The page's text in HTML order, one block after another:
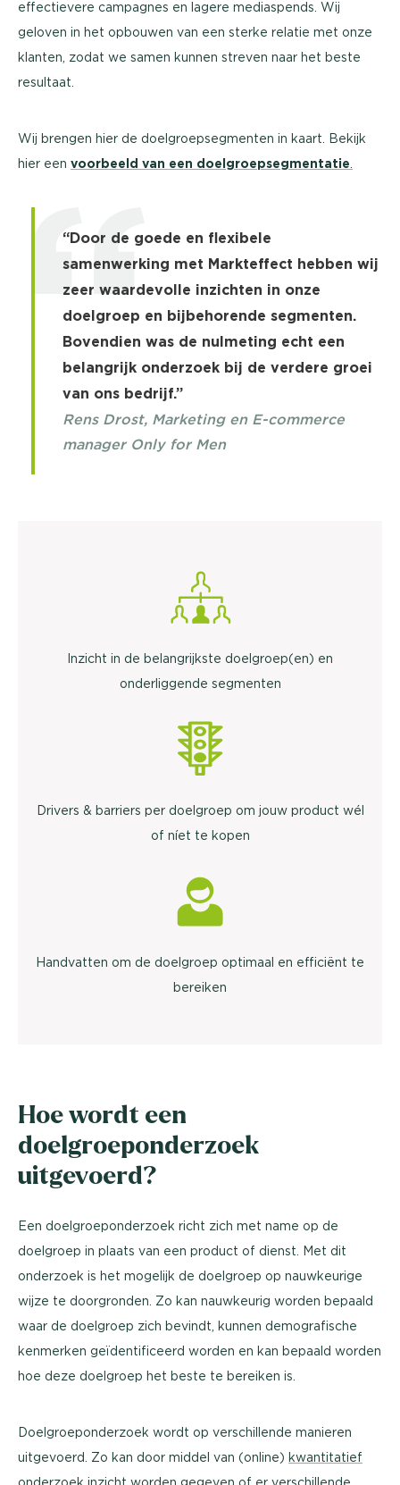
effectievere campagnes en lagere mediaspends. Wij
geloven in het opbouwen van een sterke relatie met onze
klanten, zodat we samen kunnen streven naar het beste
resultaat.
Wij brengen hier de doelgroepsegmenten in kaart. Bekijk
hier een voorbeeld van een doelgroepsegmentatie
“Door de goede en flexibele
samenwerking met Markteffect hebben wij
zeer waardevolle inzichten in onze
doelgroep en bijbehorende segmenten.
Bovendien was de nulmeting echt een
belangrijk onderzoek bij de verdere groei
van ons bedrijf.”
Rens Drost, Marketing en E-commerce
manager Only for Men
Inzicht in de belangrijkste doelgroep(en) en
onderliggende segmenten
Drivers & barriers per doelgroep om jouw product wél
of níet te kopen
Handvatten om de doelgroep optimaal en efficiënt te
bereiken
Hoe wordt een
doelgroeponderzoek
uitgevoerd?
Een doelgroeponderzoek richt zich met name op de
doelgroep in plaats van een product of dienst. Met dit
onderzoek is het mogelijk de doelgroep op nauwkeurige
wijze te doorgronden. Zo kan nauwkeurig worden bepaald
waar de doelgroep zich bevindt, kunnen demografische
kenmerken geïdentificeerd worden en kan bepaald worden
hoe deze doelgroep het beste te bereiken is.
Doelgroeponderzoek wordt op verschillende manieren
uitgevoerd. Zo kan door middel van (online) kwantitatief
onderzoek inzicht worden gegeven of er verschillende